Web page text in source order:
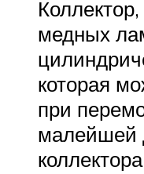
медных
которая
при